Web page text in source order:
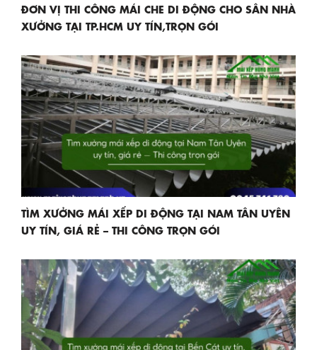
ĐƠN VỊ THI CÔNG MÁI CHE DI ĐỘNG CHO SÂN NHÀ
XƯỞNG TẠI TP.HCM UY TÍN,TRỌN GÓI
TÌM XƯỞNG MÁI XẾP DI ĐỘNG TẠI NAM TÂN UYÊN
UY TÍN, GIÁ RẺ – THI CÔNG TRỌN GÓI